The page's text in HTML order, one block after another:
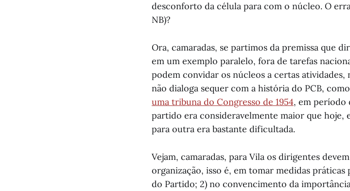
desconforto da célula para com o núcleo. O
NB)?
Ora, camaradas, se partimos da premissa que
em um exemplo paralelo, fora de tarefas
podem convidar os núcleos a certas atividades,
não dialoga sequer com a história do PCB,
uma tribuna do Congresso de 1954, em período
partido era consideravelmente maior que hoje,
para outra era bastante dificultada.
Vejam, camaradas, para Vila os dirigentes
organização, isso é, em tomar medidas
do Partido; 2) no convencimento da